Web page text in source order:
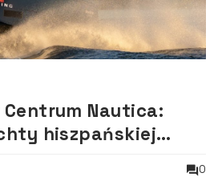
Nautica:
hiszpańskiej
0